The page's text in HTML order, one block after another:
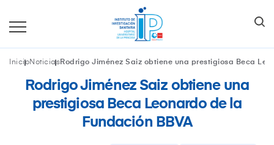
InicioNoticiasRodrigo Jiménez Saiz obtiene una prestigiosa Beca
Rodrigo Jiménez Saiz obtiene una
prestigiosa Beca Leonardo de la
Fundación BBVA